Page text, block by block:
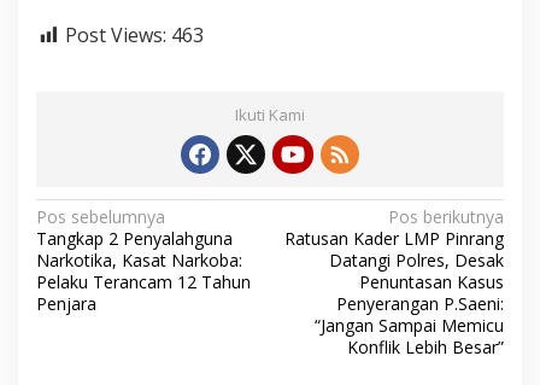
Post Views: 463
Ikuti Kami
N
a
v
i
Pos sebelumnya
Tangkap 2 Penyalahguna
Narkotika, Kasat Narkoba:
Pelaku Terancam 12 Tahun
Penjara
Pos berikutnya
Ratusan Kader LMP Pinrang
Datangi Polres, Desak
Penuntasan Kasus
Penyerangan P.Saeni:
“Jangan Sampai Memicu
Konflik Lebih Besar”